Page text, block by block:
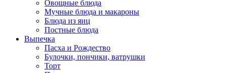
Овощные блюда
Мучные блюда и макароны
Блюда из яиц
Постные блюда
Выпечка
Пасха и Рождество
Булочки, пончики, ватрушки
Торт